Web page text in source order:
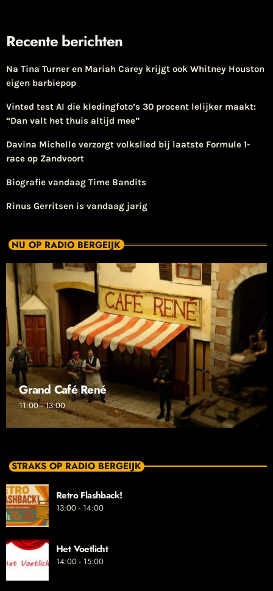
Recente berichten
Na Tina Turner en Mariah Carey krijgt ook Whitney Houston
eigen barbiepop
Vinted test AI die kledingfoto’s 30 procent lelijker maakt:
“Dan valt het thuis altijd mee”
Davina Michelle verzorgt volkslied bij laatste Formule 1-
race op Zandvoort
Biografie vandaag Time Bandits
Rinus Gerritsen is vandaag jarig
NU OP RADIO BERGEIJK
Grand Café René
11:00 - 13:00
STRAKS OP RADIO BERGEIJK
Retro Flashback!
13:00 - 14:00
Het Voetlicht
14:00 - 15:00